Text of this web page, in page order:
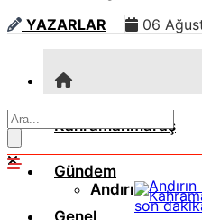
YAZARLAR
06
Kahramanmaraş
Andırın
Gündem
Genel